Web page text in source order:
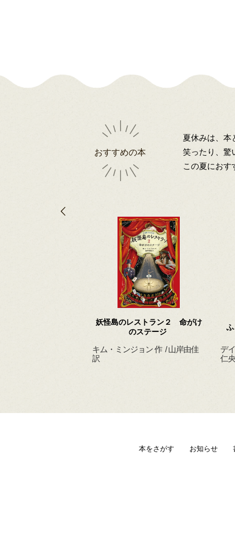
おすすめの本
夏休みは、本
笑ったり、驚
この夏におす
妖怪島のレストラン２ 命がけ
のステージ
キム・ミンジョン 作 / 山岸由佳
訳
デ
仁
本をさがす お知らせ